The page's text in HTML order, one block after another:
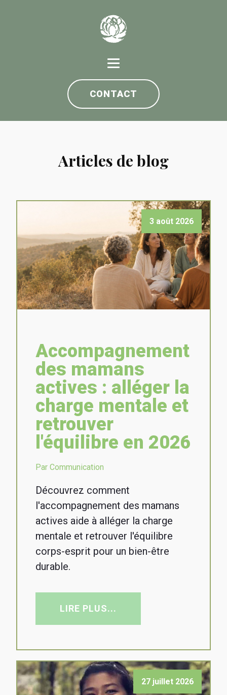
CONTACT
Articles de blog
3 août 2026
Accompagnement
des mamans
actives : alléger la
charge mentale et
retrouver
l'équilibre en 2026
Par Communication
Découvrez comment
l'accompagnement des mamans
actives aide à alléger la charge
mentale et retrouver l'équilibre
corps-esprit pour un bien-être
durable.
LIRE PLUS...
27 juillet 2026